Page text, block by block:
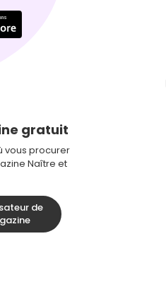
gratuit
vous procurer
Naître et
de